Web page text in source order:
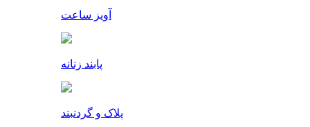
آویز ساعت
پابند زنانه
پلاک و گردنبند